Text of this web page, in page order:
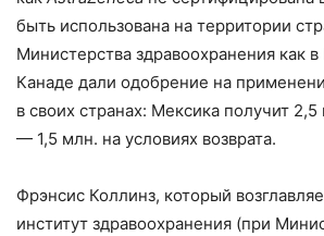
быть использована на территории
Министерства здравоохранения как
Канаде дали одобрение на
в своих странах: Мексика получит
— 1,5 млн. на условиях возврата.
Фрэнсис Коллинз, который
институт здравоохранения (при